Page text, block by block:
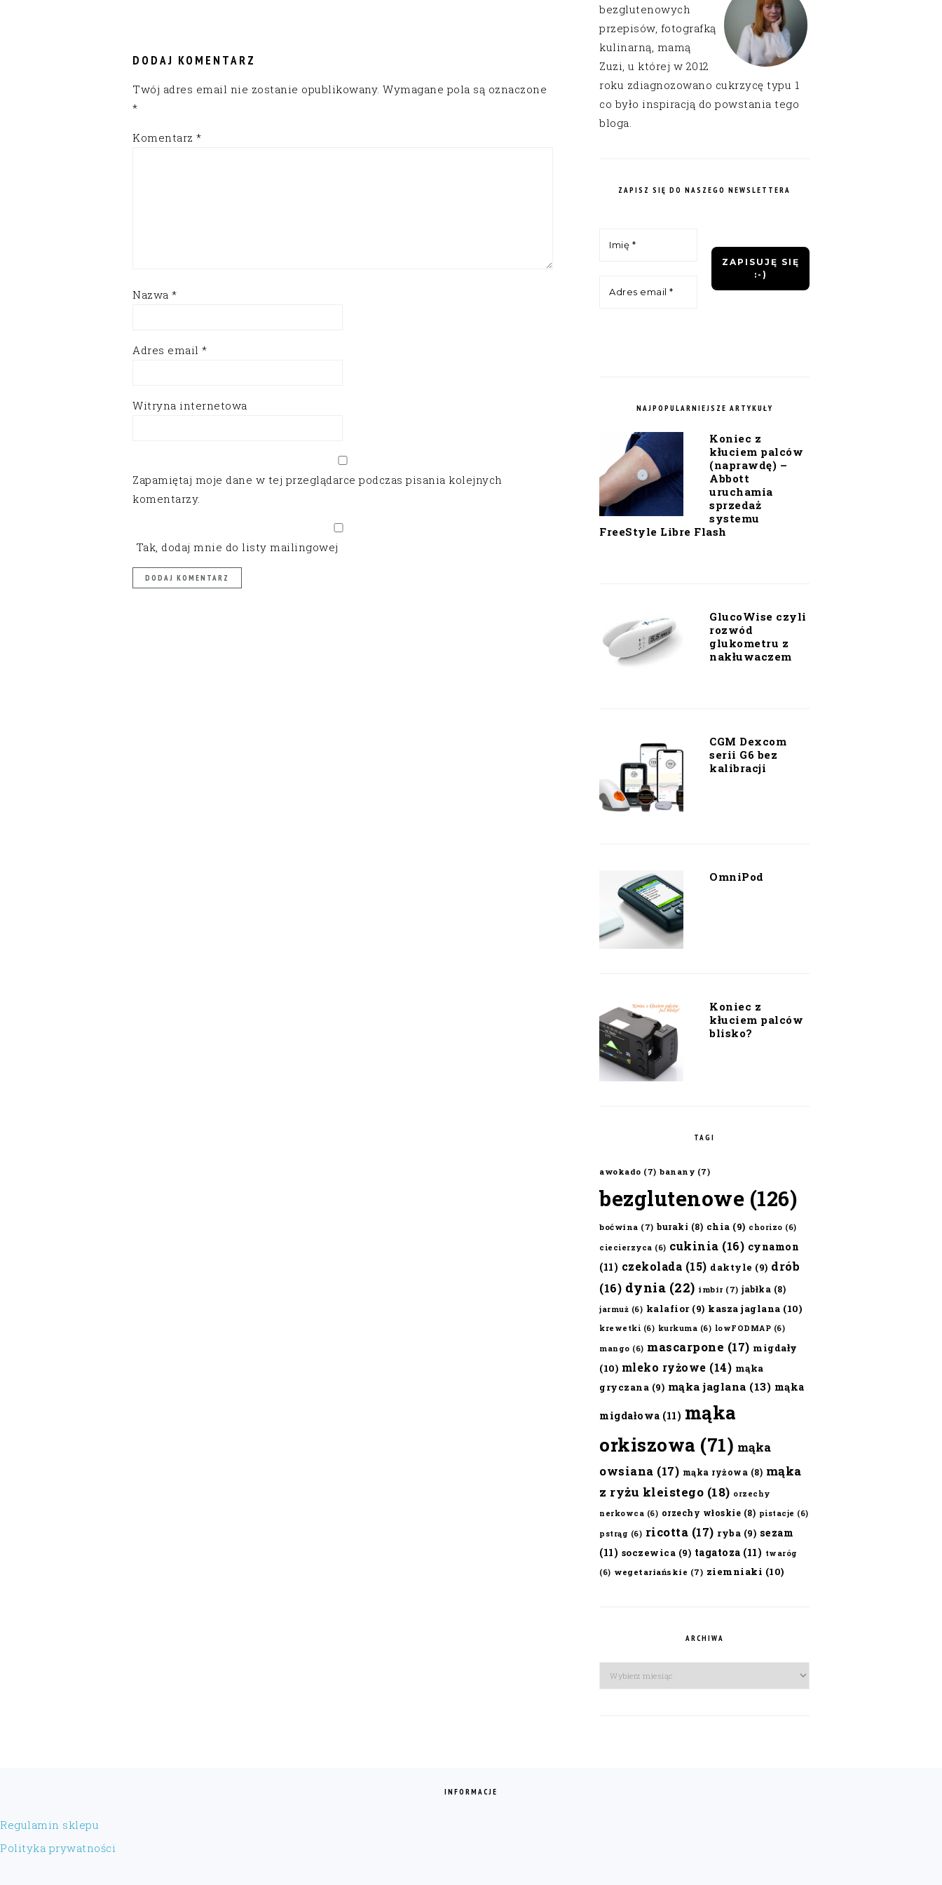
DODAJ KOMENTARZ
Twój adres email nie zostanie opublikowany. Wymagane pola są oznaczone
*
Komentarz *
Nazwa *
Adres email *
Witryna internetowa
Zapamiętaj moje dane w tej przeglądarce podczas pisania kolejnych
komentarzy.
Tak, dodaj mnie do listy mailingowej
bezglutenowych
przepisów, fotografką
kulinarną, mamą
Zuzi, u której w 2012
roku zdiagnozowano cukrzycę typu 1
co było inspiracją do powstania tego
bloga.
ZAPISZ SIĘ DO NASZEGO NEWSLETTERA
NAJPOPULARNIEJSZE ARTYKUŁY
Koniec z
kłuciem palców
(naprawdę) –
Abbott
uruchamia
sprzedaż
systemu
FreeStyle Libre Flash
GlucoWise czyli
rozwód
glukometru z
nakłuwaczem
CGM Dexcom
serii G6 bez
kalibracji
OmniPod
Koniec z
kłuciem palców
blisko?
TAGI
awokado (7) banany (7)
bezglutenowe (126)
boćwina (7) buraki (8) chia (9) chorizo (6)
ciecierzyca (6) cukinia (16) cynamon
(11) czekolada (15) daktyle (9) drób
(16) dynia (22) imbir (7) jabłka (8)
jarmuż (6) kalafior(9) kasza jaglana (10)
krewetki (6) kurkuma (6) lowFODMAP (6)
mango (6) mascarpone (17) migdały
(10) mleko ryżowe (14) mąka
gryczana (9) mąka jaglana (13) mąka
migdałowa (11) mąka
orkiszowa (71) mąka
owsiana (17) mąka ryżowa (8) mąka
z ryżu kleistego (18) orzechy
nerkowca (6) orzechy włoskie (8) pistacje (6)
pstrąg (6) ricotta (17) ryba (9) sezam
(11) soczewica (9) tagatoza (11) twaróg
(6) wegetariańskie (7) ziemniaki (10)
ARCHIWA
Archiwa
INFORMACJE
Regulamin sklepu
Polityka prywatności